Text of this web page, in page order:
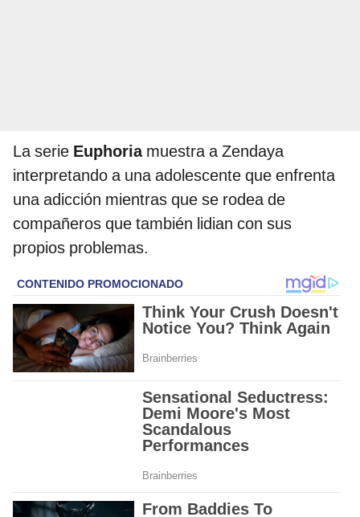
La serie Euphoria muestra a Zendaya
interpretando a una adolescente que enfrenta
una adicción mientras que se rodea de
compañeros que también lidian con sus
propios problemas.